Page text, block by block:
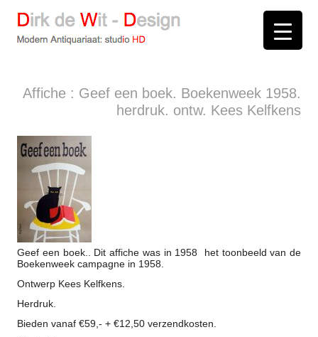
Dirk de Wit - Design
Modern Antiquariaat: studio HD
Affiche : Geef een boek. Boekenweek 1958.
herdruk. ontw. Kees Kelfkens
Geef een boek.. Dit affiche was in 1958 het toonbeeld van de
Boekenweek campagne in 1958.
Ontwerp Kees Kelfkens.
Herdruk.
Bieden vanaf €59,- + €12,50 verzendkosten.